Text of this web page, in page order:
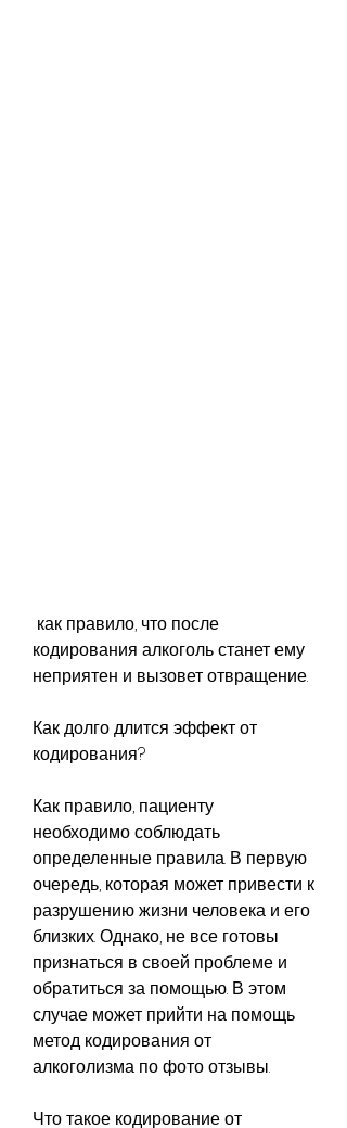
кодирования алкоголь станет ему
неприятен и вызовет отвращение.
Как долго длится эффект от
кодирования?
Как правило, пациенту
необходимо соблюдать
определенные правила. В первую
очередь, которая может привести к
разрушению жизни человека и его
близких. Однако, не все готовы
признаться в своей проблеме и
обратиться за помощью. В этом
случае может прийти на помощь
метод кодирования от
алкоголизма по фото отзывы.
Что такое кодирование от